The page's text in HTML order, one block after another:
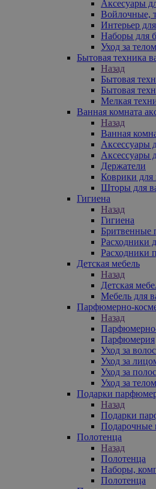
Аксесуары
Войлочные,
Интерьер
Наборы для
Уход за
Бытовая техника
Назад
Бытовая
Бытовая
Мелкая
Ванная комната
Назад
Ванная
Аксессуары
Аксессуары
Держатели
Коврики для
Шторы для
Гигиена
Назад
Гигиена
Бритвенные
Расходники
Расходники
Детская мебель
Назад
Детская
Мебель для
Парфюмерно-
Назад
Парфюмерно-
Парфюмерия
Уход за
Уход за
Уход за
Уход за
Подарки
Назад
Подарки
Подарочные
Полотенца
Назад
Полотенца
Наборы,
Полотенца